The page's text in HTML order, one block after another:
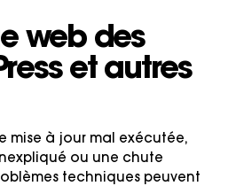
web des
et autres
mise à jour mal exécutée,
ou une chute
techniques peuvent